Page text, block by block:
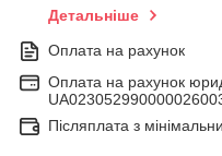
Детальніше
Оплата на рахунок
Оплата на рахунок
Післяплата з